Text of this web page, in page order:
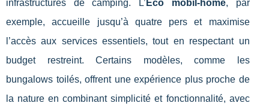
infrastructures de camping. L’ Eco mobil-home, par
exemple, accueille jusqu’à quatre pers et maximise
l’accès aux services essentiels, tout en respectant un
budget restreint. Certains modèles, comme les
bungalows toilés, offrent une expérience plus proche de
la nature en combinant simplicité et fonctionnalité, avec